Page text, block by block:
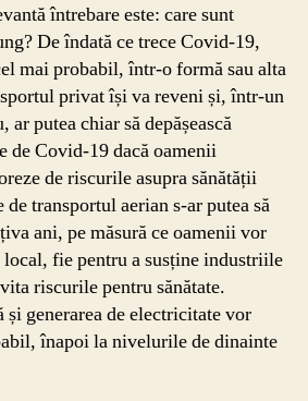
întrebare este: care sunt
De îndată ce trece Covid-19,
mai probabil, într-o formă sau alta
privat își va reveni și, într-un
ar putea chiar să depășească
de Covid-19 dacă oamenii
de riscurile asupra sănătății
transportul aerian s-ar putea să
ani, pe măsură ce oamenii vor
fie pentru a susține industriile
riscurile pentru sănătate.
generarea de electricitate vor
înapoi la nivelurile de dinainte